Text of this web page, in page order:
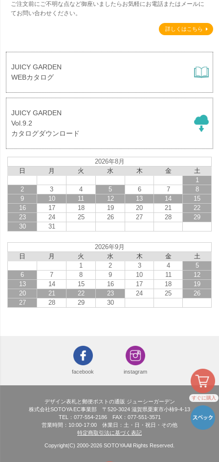
すぐに購入
ご注文前にご不明な点など御座いましたらお気軽にお電話またはメールに
てお問い合わせください。
詳しくはこちら
JUICY GARDEN
WEBカタログ
JUICY GARDEN
Vol.9.2
カタログダウンロード
2026年8月
日
月 火 水 木 金
土
1
2
3 4 5 6 7
8
9
10 11 12 13 14
15
16
17 18 19 20 21
22
23
24 25 26 27 28
29
30
31
2026年9月
日
月 火 水 木 金
土
1
2 3 4
5
6
7 8 9 10 11
12
13
14 15 16 17 18
19
20
21 22 23 24 25
26
27
28 29 30
facebook instagram
デザイン表札と郵便ポストの通販 ジューシーガーデン
株式会社SOTOYA EC事業部 〒520-3024 滋賀県栗東市小柿9-4-13
TEL：077-554-2186 FAX：077-551-3571
営業時間：10:00-17:00 休業日：土・日・祝日・その他
特定商取引法に基づく表記
Copyright(C) 2000-2026 SOTOYA All Rights Reserved.